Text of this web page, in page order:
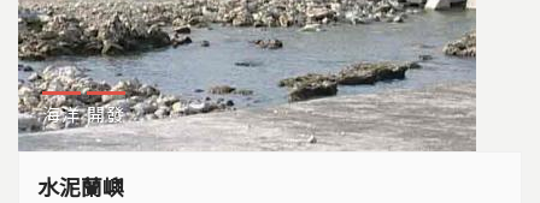
海洋 開發
水泥蘭嶼